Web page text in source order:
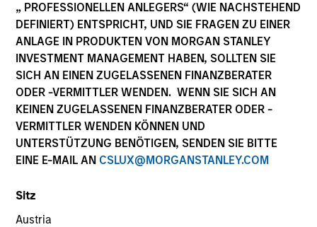
„ PROFESSIONELLEN ANLEGERS“ (WIE NACHSTEHEND
DEFINIERT) ENTSPRICHT, UND SIE FRAGEN ZU EINER
ANLAGE IN PRODUKTEN VON MORGAN STANLEY
INVESTMENT MANAGEMENT HABEN, SOLLTEN SIE
SICH AN EINEN ZUGELASSENEN FINANZBERATER
ODER -VERMITTLER WENDEN. WENN SIE SICH AN
KEINEN ZUGELASSENEN FINANZBERATER ODER -
VERMITTLER WENDEN KÖNNEN UND
UNTERSTÜTZUNG BENÖTIGEN, SENDEN SIE BITTE
EINE E-MAIL AN CSLUX@MORGANSTANLEY.COM
Sitz
Austria